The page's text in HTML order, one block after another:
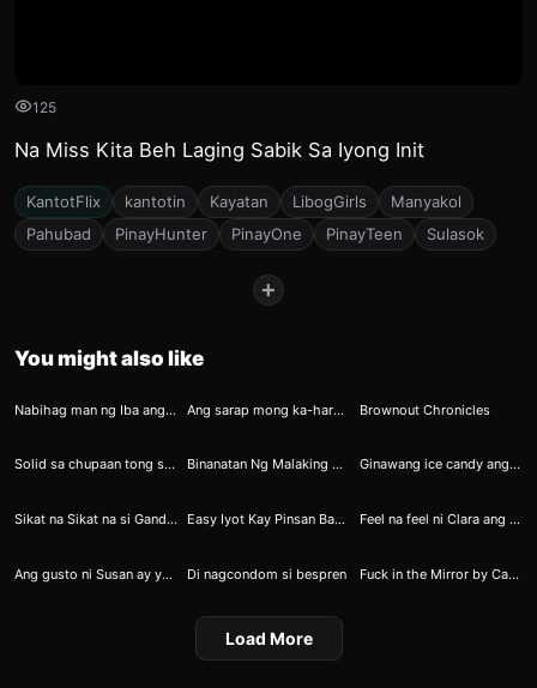
125
Na Miss Kita Beh Laging Sabik Sa Iyong Init
KantotFlix kantotin Kayatan LibogGirls
Manyakol
Pahubad
PinayHunter PinayOne PinayTeen Sulasok
+
You might also like
25
Nabihag man ng Iba ang Puso mo, Natuhog ko naman ang Pussy mo Ang sarap mong ka-harutan habang walang ibang nakikialam kaya gusto ko nang kantutin mo ako kahit dito sa labas Brownout Chronicles
62
Solid sa chupaan tong si erica
72
Binanatan Ng Malaking Burat Masikip Na Puke At Creampie Sa Loob
88
Ginawang ice candy ang laruang titi
108
Sikat na Sikat na si Ganda sa Galing Bomomba
105
Easy Iyot Kay Pinsan Basta Pagbigyan Mo Lang Ang Kahilingan
113
Feel na feel ni Clara ang pagsundot sa kanyang bibingka
114
Ang gusto ni Susan ay yung bastusan
122
Di nagcondom si bespren
136
Fuck in the Mirror by Catherine Evia
Load More